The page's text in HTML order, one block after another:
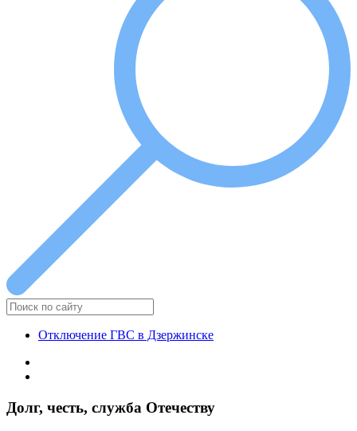
Отключение ГВС в Дзержинске
Долг, честь, служба Отечеству